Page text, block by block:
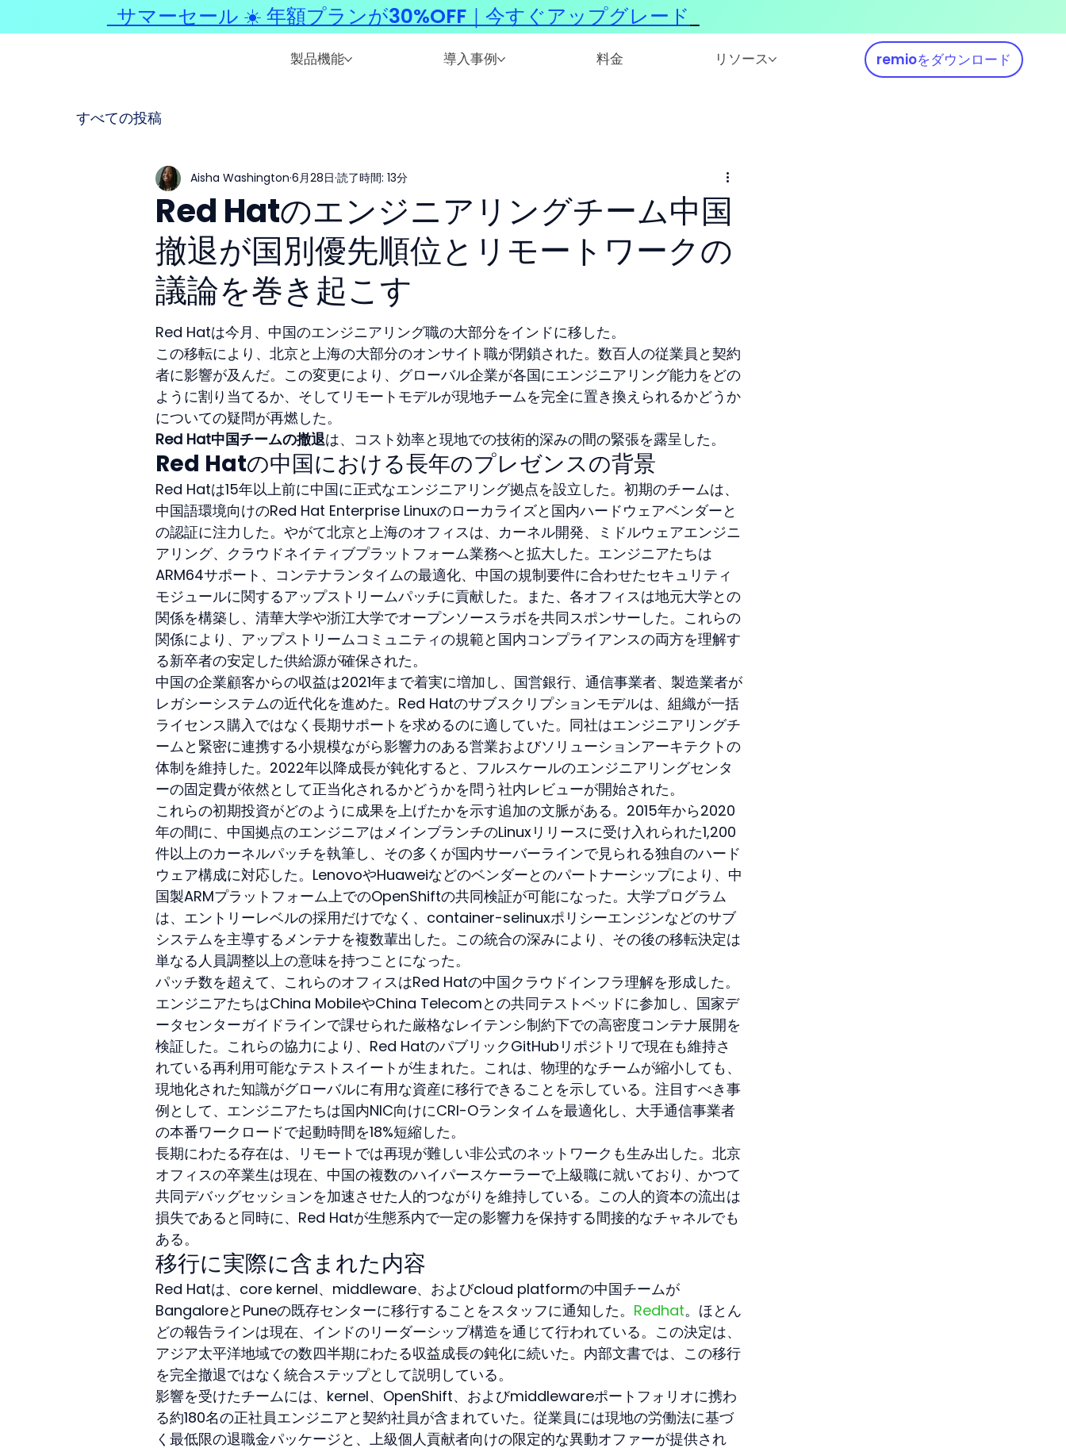
製品機能 導入事例 料金 リソース remioをダウンロード
すべての投稿
Red Hatのエンジニアリングチーム中国
撤退が国別優先順位とリモートワークの
議論を巻き起こす
Aisha Washington 6月28日 読了時間: 13分
Red Hatは今月、中国のエンジニアリング職の大部分をインドに移した。
この移転により、北京と上海の大部分のオンサイト職が閉鎖された。数百人の従業員と契約
者に影響が及んだ。この変更により、グローバル企業が各国にエンジニアリング能力をどの
ように割り当てるか、そしてリモートモデルが現地チームを完全に置き換えられるかどうか
についての疑問が再燃した。
Red Hat中国チームの撤退は、コスト効率と現地での技術的深みの間の緊張を露呈した。
Red Hatの中国における長年のプレゼンスの背景
Red Hatは15年以上前に中国に正式なエンジニアリング拠点を設立した。初期のチームは、
中国語環境向けのRed Hat Enterprise Linuxのローカライズと国内ハードウェアベンダーと
の認証に注力した。やがて北京と上海のオフィスは、カーネル開発、ミドルウェアエンジニ
アリング、クラウドネイティブプラットフォーム業務へと拡大した。エンジニアたちは
ARM64サポート、コンテナランタイムの最適化、中国の規制要件に合わせたセキュリティ
モジュールに関するアップストリームパッチに貢献した。また、各オフィスは地元大学との
関係を構築し、清華大学や浙江大学でオープンソースラボを共同スポンサーした。これらの
関係により、アップストリームコミュニティの規範と国内コンプライアンスの両方を理解す
る新卒者の安定した供給源が確保された。
中国の企業顧客からの収益は2021年まで着実に増加し、国営銀行、通信事業者、製造業者が
レガシーシステムの近代化を進めた。Red Hatのサブスクリプションモデルは、組織が一括
ライセンス購入ではなく長期サポートを求めるのに適していた。同社はエンジニアリングチ
ームと緊密に連携する小規模ながら影響力のある営業およびソリューションアーキテクトの
体制を維持した。2022年以降成長が鈍化すると、フルスケールのエンジニアリングセンタ
ーの固定費が依然として正当化されるかどうかを問う社内レビューが開始された。
これらの初期投資がどのように成果を上げたかを示す追加の文脈がある。2015年から2020
年の間に、中国拠点のエンジニアはメインブランチのLinuxリリースに受け入れられた1,200
件以上のカーネルパッチを執筆し、その多くが国内サーバーラインで見られる独自のハード
ウェア構成に対応した。LenovoやHuaweiなどのベンダーとのパートナーシップにより、中
国製ARMプラットフォーム上でのOpenShiftの共同検証が可能になった。大学プログラム
は、エントリーレベルの採用だけでなく、container-selinuxポリシーエンジンなどのサブ
システムを主導するメンテナを複数輩出した。この統合の深みにより、その後の移転決定は
単なる人員調整以上の意味を持つことになった。
パッチ数を超えて、これらのオフィスはRed Hatの中国クラウドインフラ理解を形成した。
エンジニアたちはChina MobileやChina Telecomとの共同テストベッドに参加し、国家デ
ータセンターガイドラインで課せられた厳格なレイテンシ制約下での高密度コンテナ展開を
検証した。これらの協力により、Red HatのパブリックGitHubリポジトリで現在も維持さ
れている再利用可能なテストスイートが生まれた。これは、物理的なチームが縮小しても、
現地化された知識がグローバルに有用な資産に移行できることを示している。注目すべき事
例として、エンジニアたちは国内NIC向けにCRI-Oランタイムを最適化し、大手通信事業者
の本番ワークロードで起動時間を18%短縮した。
長期にわたる存在は、リモートでは再現が難しい非公式のネットワークも生み出した。北京
オフィスの卒業生は現在、中国の複数のハイパースケーラーで上級職に就いており、かつて
共同デバッグセッションを加速させた人的つながりを維持している。この人的資本の流出は
損失であると同時に、Red Hatが生態系内で一定の影響力を保持する間接的なチャネルでも
ある。
移行に実際に含まれた内容
Red Hatは、core kernel、middleware、およびcloud platformの中国チームが
BangaloreとPuneの既存センターに移行することをスタッフに通知した。 Redhat。ほとん
どの報告ラインは現在、インドのリーダーシップ構造を通じて行われている。この決定は、
アジア太平洋地域での数四半期にわたる収益成長の鈍化に続いた。内部文書では、この移行
を完全撤退ではなく統合ステップとして説明している。
影響を受けたチームには、kernel、OpenShift、およびmiddlewareポートフォリオに携わ
る約180名の正社員エンジニアと契約社員が含まれていた。従業員には現地の労働法に基づ
く最低限の退職金パッケージと、上級個人貢献者向けの限定的な異動オファーが提供され
サマーセール ☀️ 年額プランが30%OFF｜今すぐアップグレード